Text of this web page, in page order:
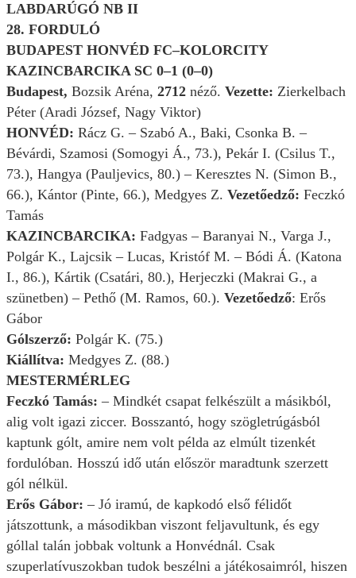
LABDARÚGÓ NB II
28. FORDULÓ
BUDAPEST HONVÉD FC–KOLORCITY
KAZINCBARCIKA SC 0–1 (0–0)
Budapest, Bozsik Aréna, 2712 néző. Vezette: Zierkelbach
Péter (Aradi József, Nagy Viktor)
HONVÉD: Rácz G. – Szabó A., Baki, Csonka B. –
Bévárdi, Szamosi (Somogyi Á., 73.), Pekár I. (Csilus T.,
73.), Hangya (Pauljevics, 80.) – Keresztes N. (Simon B.,
66.), Kántor (Pinte, 66.), Medgyes Z. Vezetőedző: Feczkó
Tamás
KAZINCBARCIKA: Fadgyas – Baranyai N., Varga J.,
Polgár K., Lajcsik – Lucas, Kristóf M. – Bódi Á. (Katona
I., 86.), Kártik (Csatári, 80.), Herjeczki (Makrai G., a
szünetben) – Pethő (M. Ramos, 60.). Vezetőedző: Erős
Gábor
Gólszerző: Polgár K. (75.)
Kiállítva: Medgyes Z. (88.)
MESTERMÉRLEG
Feczkó Tamás: – Mindkét csapat felkészült a másikból,
alig volt igazi ziccer. Bosszantó, hogy szögletrúgásból
kaptunk gólt, amire nem volt példa az elmúlt tizenkét
fordulóban. Hosszú idő után először maradtunk szerzett
gól nélkül.
Erős Gábor: – Jó iramú, de kapkodó első félidőt
játszottunk, a másodikban viszont feljavultunk, és egy
góllal talán jobbak voltunk a Honvédnál. Csak
szuperlatívuszokban tudok beszélni a játékosaimról, hiszen